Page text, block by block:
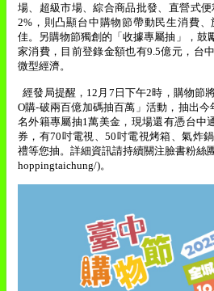
場、超級市場、綜合商品批發、直營式
2% ，則凸顯台中購物節帶動民生消費
佳。另購物節獨創的「收據專屬抽」，鼓
家消費，目前登錄金額也有9.5億元，台
微型經濟。
經發局提醒， 12 月 7 日下午2時，購物節
O購-破兩百億加碼抽百萬」活動，抽出今
名外籍專屬抽1萬美金，現場還有憑台中
券，有70吋電視、50吋電視烤箱、氣炸
禮等您抽。詳細資訊請持續關注臉書粉絲
hoppingtaichung/)。